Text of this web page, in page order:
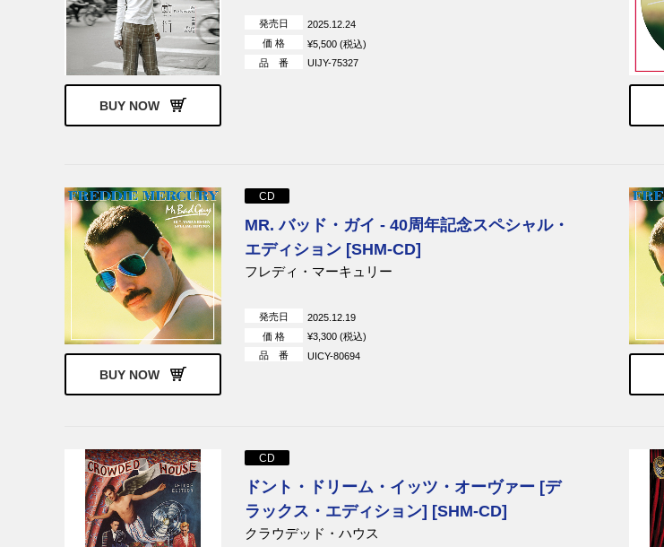
BUY NOW
発売日
2025.12.24
価 格
¥5,500 (税込)
品 番
UIJY-75327
BUY NOW
CD
MR. バッド・ガイ - 40周年記念スペシャル・
エディション [SHM-CD]
フレディ・マーキュリー
発売日
2025.12.19
価 格
¥3,300 (税込)
品 番
UICY-80694
CD
ドント・ドリーム・イッツ・オーヴァー [デ
ラックス・エディション] [SHM-CD]
クラウデッド・ハウス